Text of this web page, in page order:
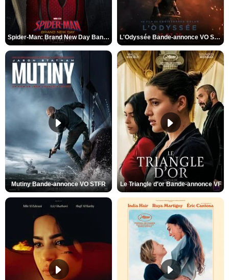
Spider-Man: Brand New Day Bande-annonce VO STFR L'Odyssée Bande-annonce VO STFR
Mutiny Bande-annonce VO STFR Le Triangle d'or Bande-annonce VF